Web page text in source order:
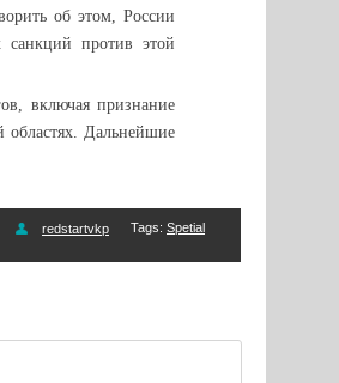
об этом, России
против этой
включая признание
Дальнейшие
redstartvkp Tags: Spetial